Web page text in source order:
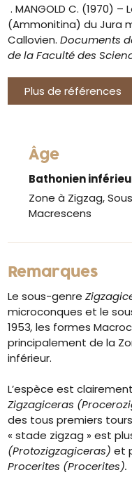
. MANGOLD C. (1970) –
(Ammonitina) du Jura
Callovien.Documents
de la Faculté des
Plus de références
Âge
Bathonien
Zone à Zigzag,
Macrescens
Remarques
Le sous-genre
microconques et le
1953, les formes
principalement de la
inférieur.
L’espèce est
Zigzagiceras
des tous premiers
« stade zigzag » est
(Protozigzagiceras) et
Procerites (Procerites).